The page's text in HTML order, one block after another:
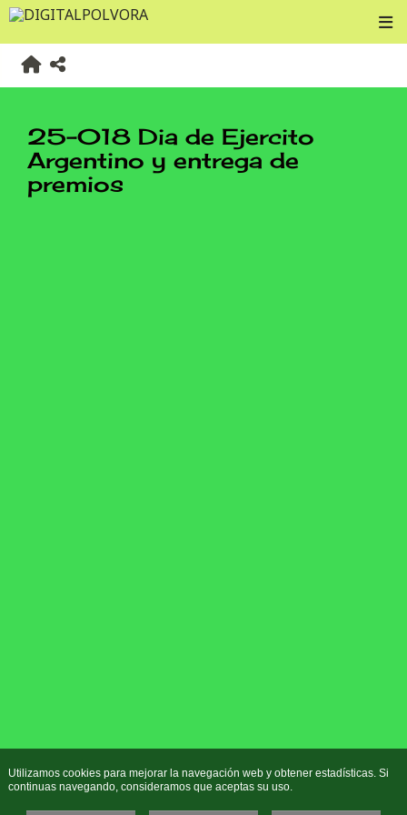
25-018 Dia de Ejercito
Argentino y entrega de
premios
Utilizamos cookies para mejorar la navegación web y obtener estadísticas. Si
continuas navegando, consideramos que aceptas su uso.